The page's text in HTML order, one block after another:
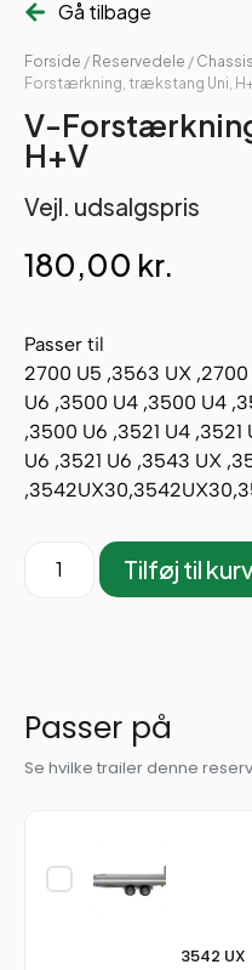
Gå tilbage
Forside / Reservedele /
Forstærkning, trækstang Uni,
V-
H+V
Vejl. udsalgspris
180,00 kr.
Passer til
2700 U5 ,3563 UX
U6 ,3500 U4 ,3500 U4
,3500 U6 ,3521 U4 ,3521
U6 ,3521 U6 ,3543 UX
Tilføj til
Passer på
Se hvilke trailer denne
3542 UX